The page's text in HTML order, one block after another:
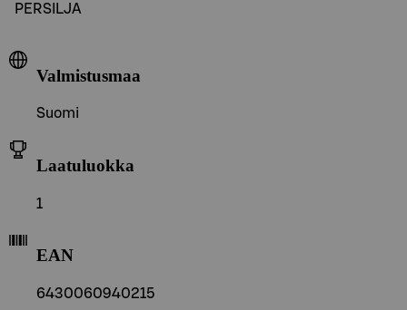
PERSILJA
Valmistusmaa
Suomi
Laatuluokka
1
EAN
6430060940215